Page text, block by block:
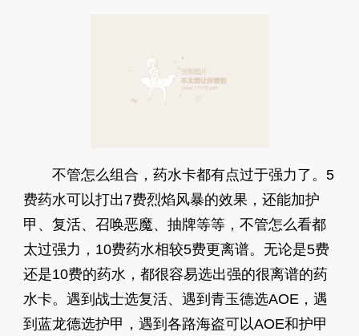
不管怎么组合，药水卡都有点过于强力了。5
费药水可以打出7费烈焰风暴的效果，还能加护
甲、复活、召唤恶魔、抽牌等等，不管怎么看都
太过强力，10费药水相较5费更离谱。无论是5费
还是10费的药水，都很容易选出强的很离谱的药
水卡。遇到战士选复活、遇到青玉德选AOE，遇
到蓝龙德选护甲，遇到各路海盗可以AOE和护甲